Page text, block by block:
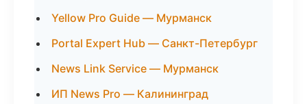
Yellow Pro Guide — Мурманск
Portal Expert Hub — Санкт-Петербург
News Link Service — Мурманск
ИП News Pro — Калининград